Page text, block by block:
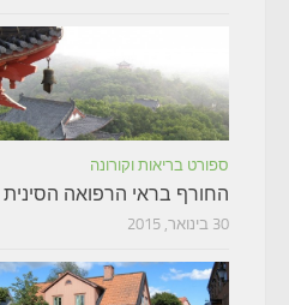
ספורט בריאות וקורונה
החורף בראי הרפואה הסינית
30 בינואר, 2015